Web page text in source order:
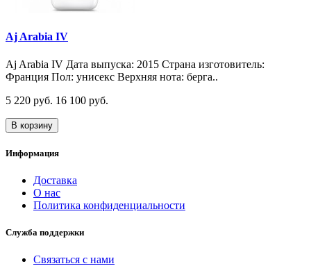
Aj Arabia IV
Aj Arabia IV Дата выпуска: 2015 Страна изготовитель:
Франция Пол: унисекс Верхняя нота: берга..
5 220 руб. 16 100 руб.
В корзину
Информация
Доставка
О нас
Политика конфиденциальности
Служба поддержки
Связаться с нами